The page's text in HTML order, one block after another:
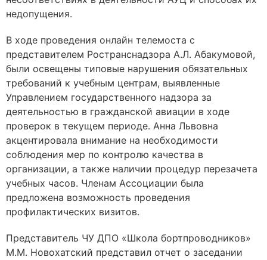
недопущения.
В ходе проведения онлайн телемоста с
представителем Ространснадзора А.Л. Абакумовой,
были освещены типовые нарушения обязательных
требований к учебным центрам, выявленные
Управлением государственного надзора за
деятельностью в гражданской авиации в ходе
проверок в текущем периоде. Анна Львовна
акцентировала внимание на необходимости
соблюдения мер по контролю качества в
организации, а также наличии процедур перезачета
учебных часов. Членам Ассоциации была
предложена возможность проведения
профилактических визитов.
Представитель ЧУ ДПО «Школа бортпроводников»
М.М. Новохатский представил отчет о заседании